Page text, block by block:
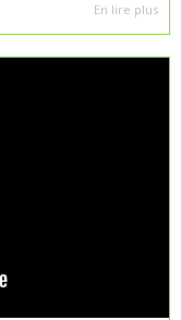
En lire plus